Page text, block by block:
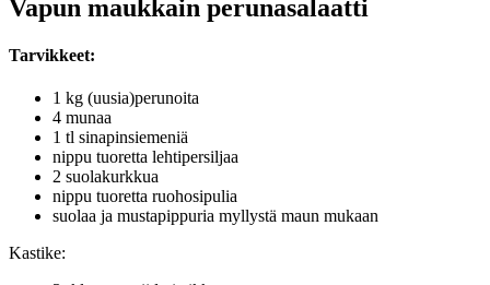
Vapun maukkain perunasalaatti
Tarvikkeet:
1 kg (uusia)perunoita
4 munaa
1 tl sinapinsiemeniä
nippu tuoretta lehtipersiljaa
2 suolakurkkua
nippu tuoretta ruohosipulia
suolaa ja mustapippuria myllystä maun mukaan
Kastike: